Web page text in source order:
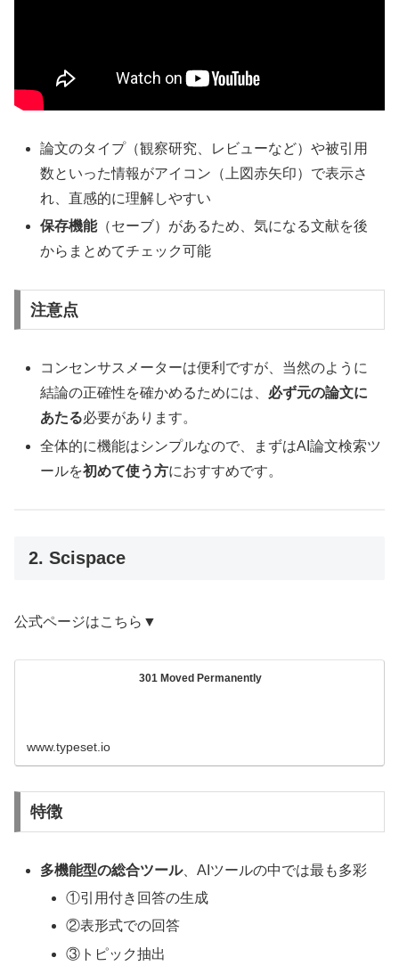
論文のタイプ（観察研究、レビューなど）や被引用
数といった情報がアイコン（上図赤矢印）で表示さ
れ、直感的に理解しやすい
保存機能（セーブ）があるため、気になる文献を後
からまとめてチェック可能
注意点
コンセンサスメーターは便利ですが、当然のように
結論の正確性を確かめるためには、 必ず元の論文に
あたる必要があります。
全体的に機能はシンプルなので、まずはAI論文検索ツ
ールを初めて使う方におすすめです。
2. Scispace
公式ページはこちら▼
301 Moved Permanently
www.typeset.io
特徴
多機能型の総合ツール、AIツールの中では最も多彩
①引用付き回答の生成
②表形式での回答
③トピック抽出